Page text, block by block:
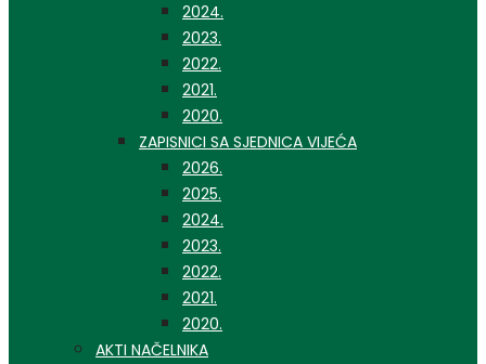
2024.
2023.
2022.
2021.
2020.
ZAPISNICI SA SJEDNICA VIJEĆA
2026.
2025.
2024.
2023.
2022.
2021.
2020.
AKTI NAČELNIKA